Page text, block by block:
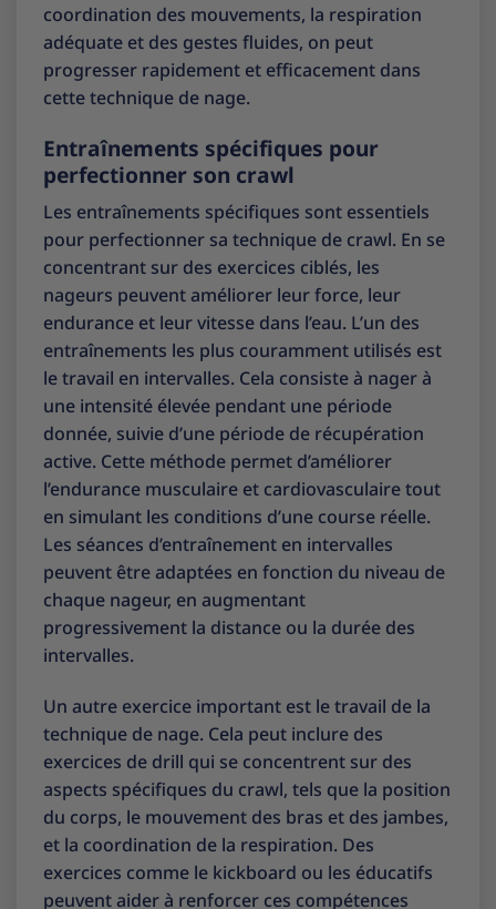
coordination des mouvements, la respiration
adéquate et des gestes fluides, on peut
progresser rapidement et efficacement dans
cette technique de nage.
Entraînements spécifiques pour
perfectionner son crawl
Les entraînements spécifiques sont essentiels
pour perfectionner sa technique de crawl. En se
concentrant sur des exercices ciblés, les
nageurs peuvent améliorer leur force, leur
endurance et leur vitesse dans l’eau. L’un des
entraînements les plus couramment utilisés est
le travail en intervalles. Cela consiste à nager à
une intensité élevée pendant une période
donnée, suivie d’une période de récupération
active. Cette méthode permet d’améliorer
l’endurance musculaire et cardiovasculaire tout
en simulant les conditions d’une course réelle.
Les séances d’entraînement en intervalles
peuvent être adaptées en fonction du niveau de
chaque nageur, en augmentant
progressivement la distance ou la durée des
intervalles.
Un autre exercice important est le travail de la
technique de nage. Cela peut inclure des
exercices de drill qui se concentrent sur des
aspects spécifiques du crawl, tels que la position
du corps, le mouvement des bras et des jambes,
et la coordination de la respiration. Des
exercices comme le kickboard ou les éducatifs
peuvent aider à renforcer ces compétences